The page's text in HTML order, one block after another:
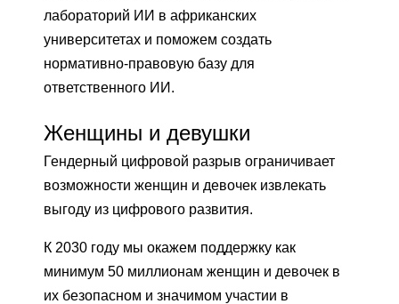
лабораторий ИИ в африканских
университетах и ​​поможем создать
нормативно-правовую базу для
ответственного ИИ.
Женщины и девушки
Гендерный цифровой разрыв ограничивает
возможности женщин и девочек извлекать
выгоду из цифрового развития.
К 2030 году мы окажем поддержку как
минимум 50 миллионам женщин и девочек в
их безопасном и значимом участии в